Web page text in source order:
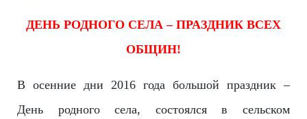
ДЕНЬ РОДНОГО СЕЛА – ПРАЗДНИК ВСЕХ
ОБЩИН!
В осенние дни 2016 года большой праздник –
День родного села, состоялся в сельском